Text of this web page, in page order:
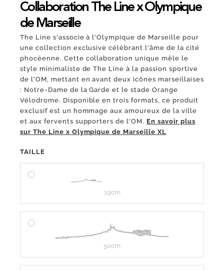
Collaboration The Line x Olympique
de Marseille
The Line s'associe à l'Olympique de Marseille pour
une collection exclusive célébrant l'âme de la cité
phocéenne. Cette collaboration unique mêle le
style minimaliste de The Line à la passion sportive
de l'OM, mettant en avant deux icônes marseillaises
: Notre-Dame de la Garde et le stade Orange
Vélodrome. Disponible en trois formats, ce produit
exclusif est un hommage aux amoureux de la ville
et aux fervents supporters de l'OM. En savoir plus
sur The Line x Olympique de Marseille XL
TAILLE
19cm
50cm